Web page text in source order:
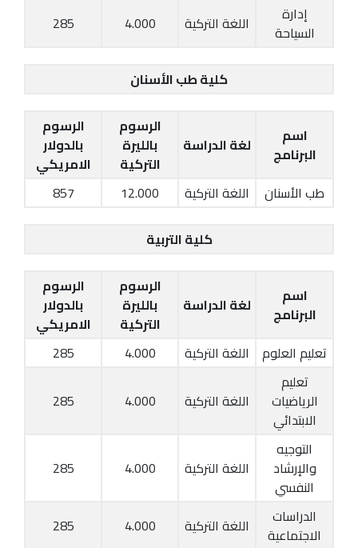
إدارة
السياحة
اللغة التركية 4.000
285
كلية طب الأسنان
اسم
البرنامج
لغة الدراسة
الرسوم
بالليرة
التركية
الرسوم
بالدولار
الامريكي
طب الأسنان
اللغة التركية 12.000
857
كلية التربية
اسم
البرنامج
لغة الدراسة
الرسوم
بالليرة
التركية
الرسوم
بالدولار
الامريكي
تعليم العلوم اللغة التركية 4.000
285
تعليم
الرياضيات
الابتدائي
اللغة التركية 4.000
285
التوجيه
والإرشاد
النفسي
اللغة التركية 4.000
285
الدراسات
الاجتماعية
اللغة التركية 4.000
285